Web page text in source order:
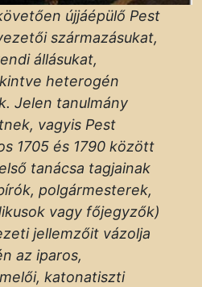
újjáépülő Pest
származásukat,
állásukat,
heterogén
Jelen tanulmány
vagyis Pest
1705 és 1790 között
tanácsa tagjainak
polgármesterek,
vagy főjegyzők)
jellemzőit vázolja
az iparos,
katonatiszti